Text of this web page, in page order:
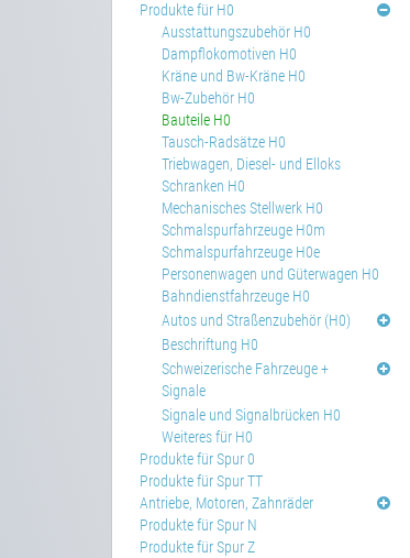
Produkte für H0
Ausstattungszubehör H0
Dampflokomotiven H0
Kräne und Bw-Kräne H0
Bw-Zubehör H0
Bauteile H0
Tausch-Radsätze H0
Triebwagen, Diesel- und Elloks
Schranken H0
Mechanisches Stellwerk H0
Schmalspurfahrzeuge H0m
Schmalspurfahrzeuge H0e
Personenwagen und Güterwagen H0
Bahndienstfahrzeuge H0
Autos und Straßenzubehör (H0)
Beschriftung H0
Schweizerische Fahrzeuge +
Signale
Signale und Signalbrücken H0
Weiteres für H0
Produkte für Spur 0
Produkte für Spur TT
Antriebe, Motoren, Zahnräder
Produkte für Spur N
Produkte für Spur Z